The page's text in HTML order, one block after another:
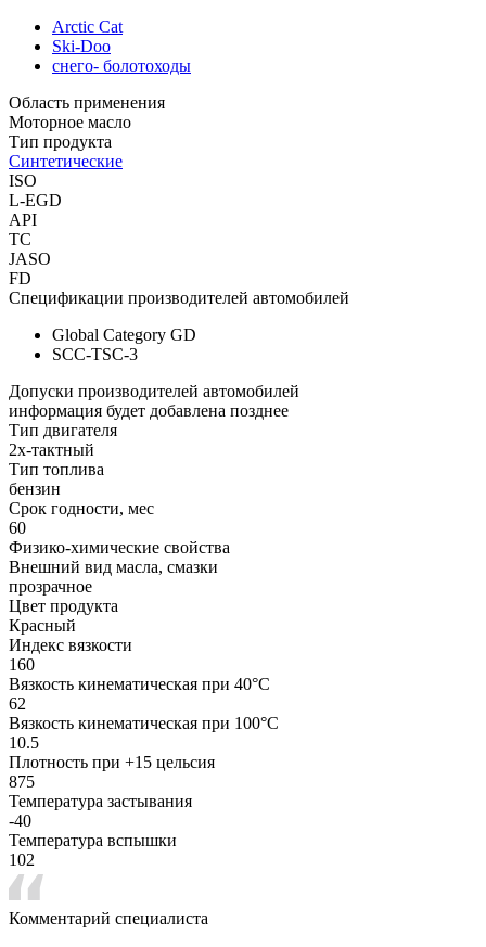
Arctic Cat
Ski-Doo
снего- болотоходы
Область применения
Моторное масло
Тип продукта
Синтетические
ISO
L-EGD
API
TC
JASO
FD
Спецификации производителей автомобилей
Global Category GD
SCC-TSC-3
Допуски производителей автомобилей
информация будет добавлена позднее
Тип двигателя
2х-тактный
Тип топлива
бензин
Срок годности, мес
60
Физико-химические свойства
Внешний вид масла, смазки
прозрачное
Цвет продукта
Красный
Индекс вязкости
160
Вязкость кинематическая при 40°С
62
Вязкость кинематическая при 100°С
10.5
Плотность при +15 цельсия
875
Температура застывания
-40
Температура вспышки
102
Комментарий специалиста